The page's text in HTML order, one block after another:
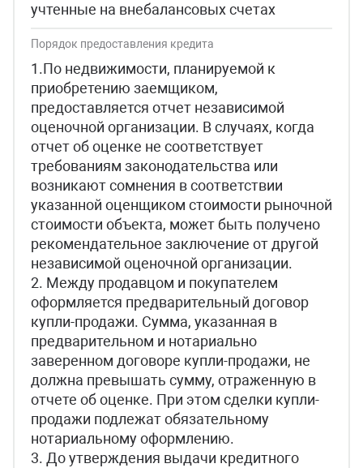
учтенные на внебалансовых счетах
Порядок предоставления кредита
1.По недвижимости, планируемой к
приобретению заемщиком,
предоставляется отчет независимой
оценочной организации. В случаях, когда
отчет об оценке не соответствует
требованиям законодательства или
возникают сомнения в соответствии
указанной оценщиком стоимости рыночной
стоимости объекта, может быть получено
рекомендательное заключение от другой
независимой оценочной организации.
2. Между продавцом и покупателем
оформляется предварительный договор
купли-продажи. Сумма, указанная в
предварительном и нотариально
заверенном договоре купли-продажи, не
должна превышать сумму, отраженную в
отчете об оценке. При этом сделки купли-
продажи подлежат обязательному
нотариальному оформлению.
3. До утверждения выдачи кредитного